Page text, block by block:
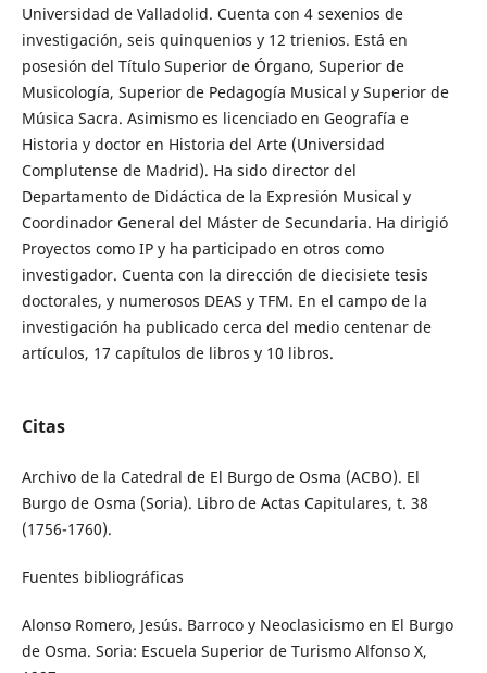
Universidad de Valladolid. Cuenta con 4 sexenios de
investigación, seis quinquenios y 12 trienios. Está en
posesión del Título Superior de Órgano, Superior de
Musicología, Superior de Pedagogía Musical y Superior de
Música Sacra. Asimismo es licenciado en Geografía e
Historia y doctor en Historia del Arte (Universidad
Complutense de Madrid). Ha sido director del
Departamento de Didáctica de la Expresión Musical y
Coordinador General del Máster de Secundaria. Ha dirigió
Proyectos como IP y ha participado en otros como
investigador. Cuenta con la dirección de diecisiete tesis
doctorales, y numerosos DEAS y TFM. En el campo de la
investigación ha publicado cerca del medio centenar de
artículos, 17 capítulos de libros y 10 libros.
Citas
Archivo de la Catedral de El Burgo de Osma (ACBO). El
Burgo de Osma (Soria). Libro de Actas Capitulares, t. 38
(1756-1760).
Fuentes bibliográficas
Alonso Romero, Jesús. Barroco y Neoclasicismo en El Burgo
de Osma. Soria: Escuela Superior de Turismo Alfonso X,